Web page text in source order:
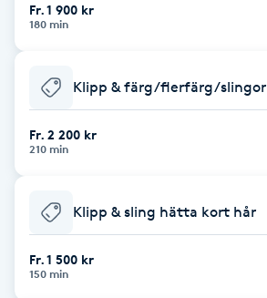
Celluliter
Color correction
Cryoterapi
Damklippning
Fr. 1 900 kr
180 min
Klipp & färg/flerfärg/slingor
Fr. 2 200 kr
210 min
Klipp & sling hätta kort hår
Fr. 1 500 kr
150 min